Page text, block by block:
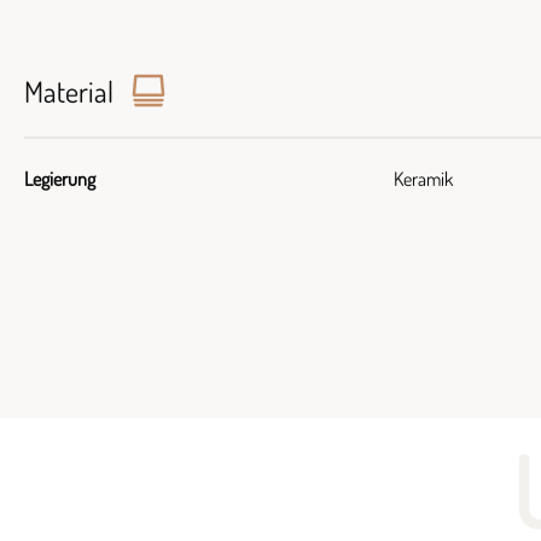
Material
Legierung Keramik